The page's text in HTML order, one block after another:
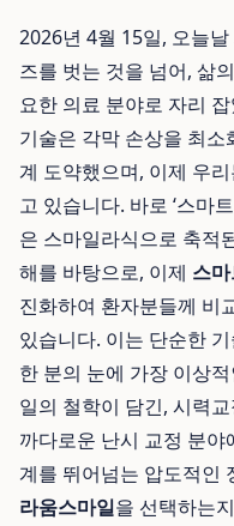
2026년 4월 15일, 오늘
즈를 벗는 것을 넘어, 삶
요한 의료 분야로 자리
기술은 각막 손상을 최소
계 도약했으며, 이제 우
고 있습니다. 바로 ‘스마
은 스마일라식으로 축적
해를 바탕으로, 이제 스
진화하여 환자분들께 비
있습니다. 이는 단순한
한 분의 눈에 가장 이상
일의 철학이 담긴, 시력
까다로운 난시 교정 분
계를 뛰어넘는 압도적인
라움스마일을 선택하는